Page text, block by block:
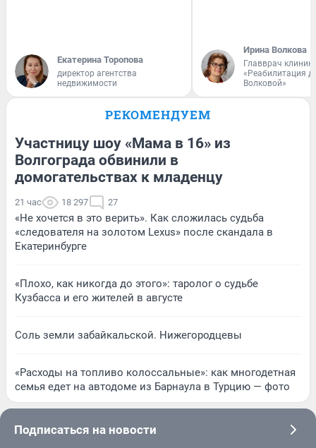
Екатерина Торопова
директор агентства
недвижимости
Ирина Волкова
Главврач
«Реабилитация
Волковой»
РЕКОМЕНДУЕМ
Участницу шоу «Мама в 16» из
Волгограда обвинили в
домогательствах к младенцу
21 час 18 297 27
«Не хочется в это верить». Как сложилась судьба
«следователя на золотом Lexus» после скандала в
Екатеринбурге
«Плохо, как никогда до этого»: таролог о судьбе
Кузбасса и его жителей в августе
Соль земли забайкальской. Нижегородцевы
«Расходы на топливо колоссальные»: как многодетная
семья едет на автодоме из Барнаула в Турцию — фото
Подписаться на новости